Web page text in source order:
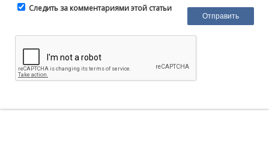
Следить за комментариями этой статьи